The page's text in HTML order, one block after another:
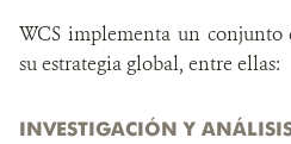
WCS implementa un conjunto
su estrategia global, entre ellas:
INVESTIGACIÓN Y